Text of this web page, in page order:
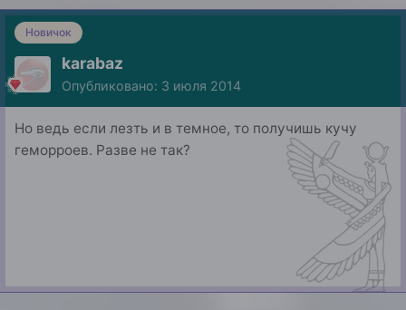
Новичок
karabaz
Опубликовано: 3 июля 2014
Но ведь если лезть и в темное, то получишь кучу
геморроев. Разве не так?